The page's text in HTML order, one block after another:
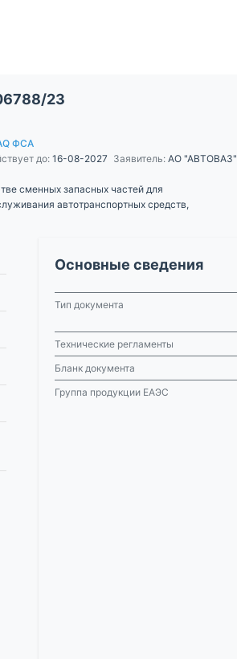
23
ФСА
до:16-08-2027 Заявитель: АО "АВТОВАЗ"
сменных запасных частей для
автотранспортных средств,
Основные сведения
Тип документа
Технические регламенты
Бланк документа
Группа продукции ЕАЭС